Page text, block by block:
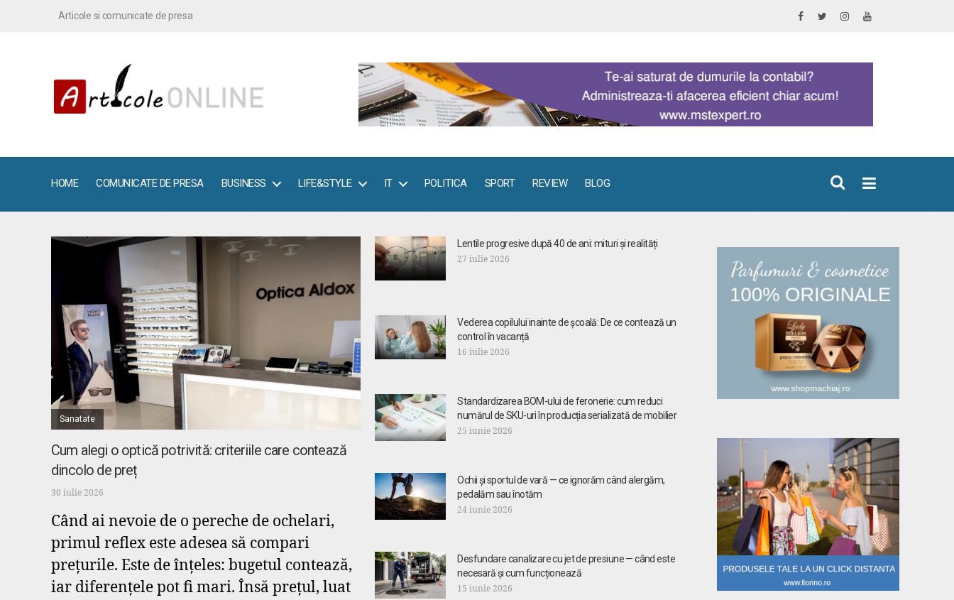
Articole si comunicate de presa
HOME COMUNICATE DE PRESA BUSINESS LIFE&STYLE IT POLITICA SPORT REVIEW BLOG
Sanatate
Cum alegi o optică potrivită: criteriile care contează
dincolo de preț
30 iulie 2026
Când ai nevoie de o pereche de ochelari,
primul reflex este adesea să compari
prețurile. Este de înțeles: bugetul contează,
iar diferențele pot fi mari. Însă prețul, luat
Lentile progresive după 40 de ani: mituri și realități
27 iulie 2026
Vederea copilului inainte de școală: De ce contează un
control în vacanță
16 iulie 2026
Standardizarea BOM-ului de feronerie: cum reduci
numărul de SKU-uri în producția serializată de mobilier
25 iunie 2026
Ochii și sportul de vară — ce ignorăm când alergăm,
pedalăm sau înotăm
24 iunie 2026
Desfundare canalizare cu jet de presiune — când este
necesară și cum funcționează
15 iunie 2026